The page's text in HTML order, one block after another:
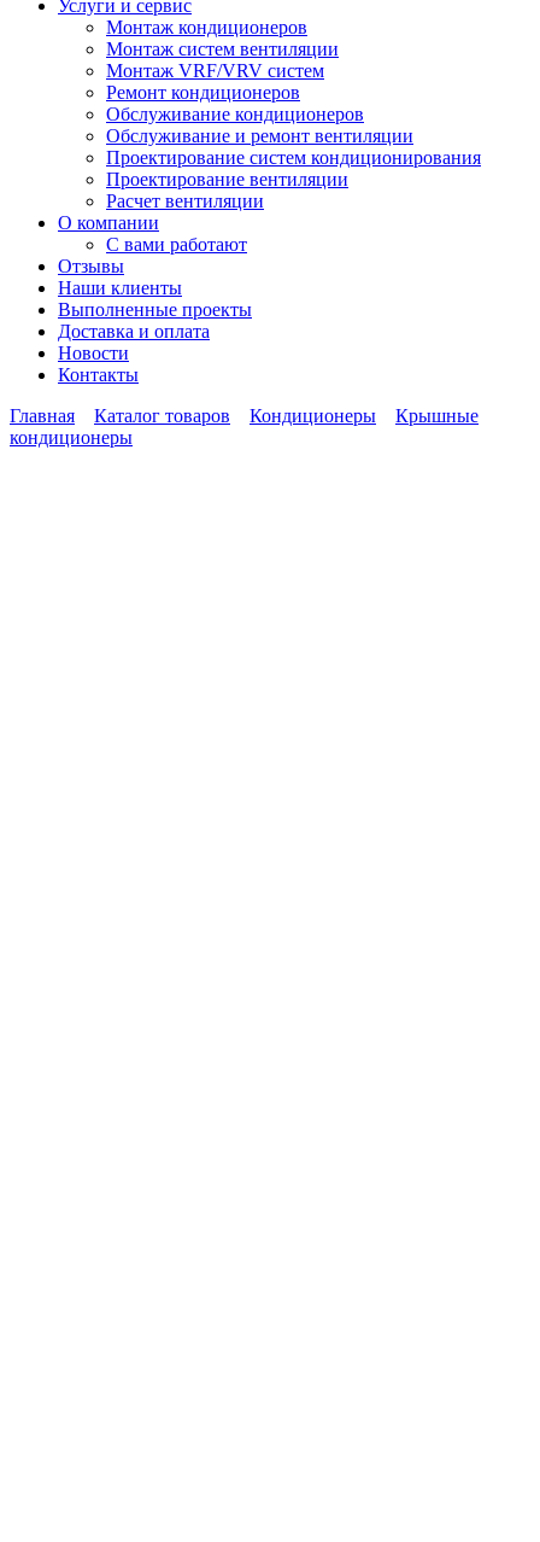
Услуги и сервис
Монтаж кондиционеров
Монтаж систем вентиляции
Монтаж VRF/VRV систем
Ремонт кондиционеров
Обслуживание кондиционеров
Обслуживание и ремонт вентиляции
Проектирование систем кондиционирования
Проектирование вентиляции
Расчет вентиляции
О компании
С вами работают
Отзывы
Наши клиенты
Выполненные проекты
Доставка и оплата
Новости
Контакты
Главная
Каталог товаров Кондиционеры
Крышные
кондиционеры